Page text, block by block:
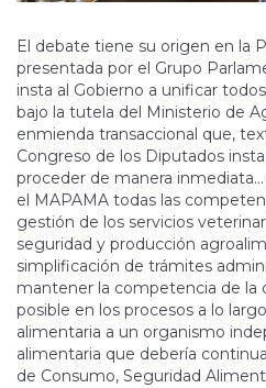
El debate tiene su origen en la
presentada por el Grupo
insta al Gobierno a unificar
bajo la tutela del Ministerio de
enmienda transaccional que,
Congreso de los Diputados
proceder de manera
el MAPAMA todas las
gestión de los servicios
seguridad y producción
simplificación de trámites
mantener la competencia de la
posible en los procesos a lo
alimentaria a un organismo
alimentaria que debería
de Consumo, Seguridad